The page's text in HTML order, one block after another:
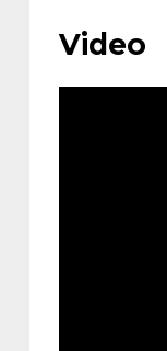
Video